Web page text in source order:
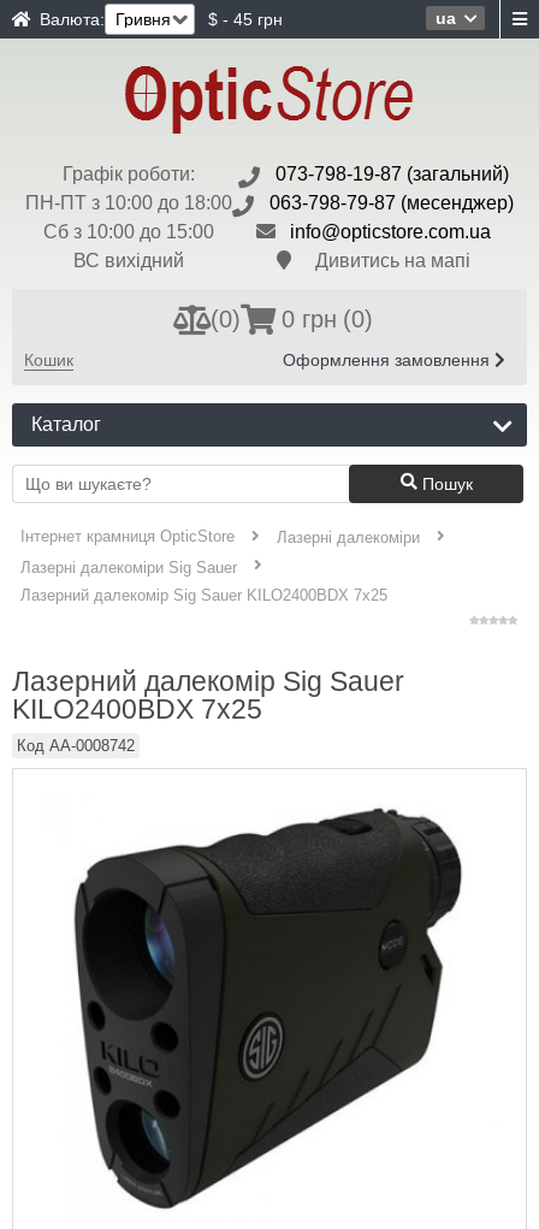
ua
Валюта: $ - 45 грн
Графік роботи:
ПН-ПТ з 10:00 до 18:00
Сб з 10:00 до 15:00
ВС вихідний
073-798-19-87 (загальний)
063-798-79-87 (месенджер)
info@opticstore.com.ua
Дивитись на мапі
(0) 0 грн (0)
Кошик Оформлення замовлення
Каталог
Пошук
Інтернет крамниця OpticStore
Лазерні далекоміри
Лазерні далекоміри Sig Sauer
Лазерний далекомір Sig Sauer KILO2400BDX 7x25
Лазерний далекомір Sig Sauer
KILO2400BDX 7x25
Код AA-0008742